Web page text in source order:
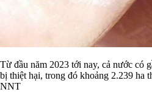
Từ đầu năm 2023 tới nay, cả nước có
bị thiệt hại, trong đó khoảng 2.239 ha
NNT